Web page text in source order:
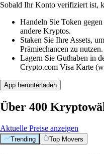
Sobald Ihr Konto verifiziert ist,
Handeln Sie Token
andere Kryptos.
Staken Sie Ihre Assets,
Prämiechancen zu nutzen.
Lagern Sie Guthaben in
Crypto.com Visa Karte
App herunterladen
Über 400
Aktuelle Preise anzeigen
Trending Top Movers